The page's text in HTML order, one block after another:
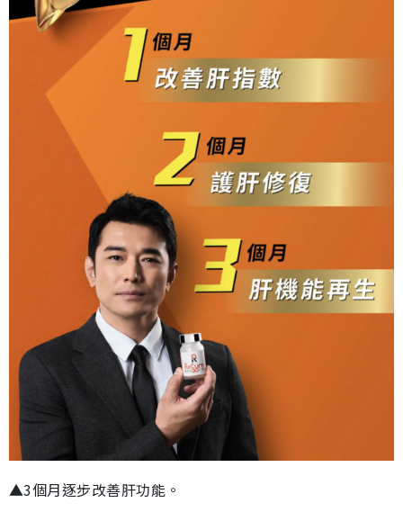
▲3個月逐步改善肝功能。